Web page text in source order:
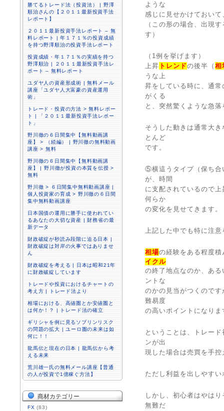
ような
感じに見せかけておい
（この形の場合、出現
す）
（1例を挙げます）
上昇 トレンドの後半（ 相
うな上
昇をしている時に、通
がくる
と、突然驚くような急
そうした動きは通常大き
とんど
です。
⑤横這うタイプ（保ち合
が、時間
に支配されているので
何らか
の変化を見せてきます。
上記した中でも特に注
相場の経験をある程度
イクル
の終了地点なのか、あ
ントな
のかの見当がつくので
難易度
の高いポイントになりま
ということは、トレー
ンが出
現した場合は売買を手
ただし利益を出しやす
しかし、初心者はやは
無難だ
勝てるトレード法（投資法） | 野澤
順治さんの【２０１１最新投資手法
レポート】
２０１１最新投資手法レポート – 無
料レポート | 年１７１％の投資成績
を持つ野澤順治の投資手法レポート
投資成績・年１７１％の実績を持つ
野澤順治 | ２０１１最新投資手法レ
ポート – 無料レポート
ユダヤ人の資産形成術 | 無料メール
講座「ユダヤ人大富豪の資産運用
術」
トレード・投資の方法 > 無料レポー
ト | 「２０１１最新投資手法レポー
ト」
野川徹の６日間集中【無料動画講
座】 > （続編） | 野川徹の無料動画
講座 > 無料
野川徹の６日間集中【無料動画講
座】 | 野川徹が投資の本質を伝授 >
無料
野川徹 > ６日間集中無料動画講座 |
個人投資家の育成 > 野川徹の６日間
集中無料動画講座
日本国債の運用に勝手に使われてい
るあなたの大切な資産 | 財務省の最
新データ
財政破綻が秒読み段階に迫る日本 |
財政破綻は対岸の火事ではありませ
ん
財政破綻を考える | 日本は昭和21年
に財政破綻しています
トレードや投資におけるチャートの
考え方 | トレード法より
相場における、高値圏とか安値圏と
は何か！？ | トレード法の確立
ギリシャを例に見るソブリンリスク
の問題の拡大 | ユーロ圏の未来は如
何に！！
龍馬伝と現在の日本 | 龍馬伝から考
える未来
荒川雄一氏の無料メール講座【普通
の人が投資で1億稼ぐ方法】
商材カテゴリー
FX (83)